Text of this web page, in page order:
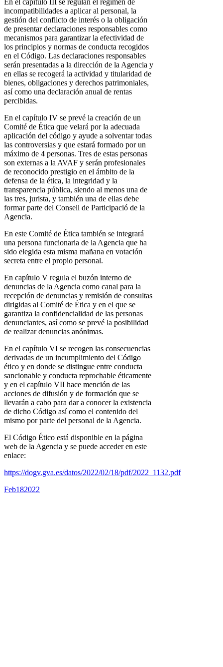
En el capítulo III se regulan el régimen de
incompatibilidades a aplicar al personal, la
gestión del conflicto de interés o la obligación
de presentar declaraciones responsables como
mecanismos para garantizar la efectividad de
los principios y normas de conducta recogidos
en el Código. Las declaraciones responsables
serán presentadas a la dirección de la Agencia y
en ellas se recogerá la actividad y titularidad de
bienes, obligaciones y derechos patrimoniales,
así como una declaración anual de rentas
percibidas.
En el capítulo IV se prevé la creación de un
Comité de Ética que velará por la adecuada
aplicación del código y ayude a solventar todas
las controversias y que estará formado por un
máximo de 4 personas. Tres de estas personas
son externas a la AVAF y serán profesionales
de reconocido prestigio en el ámbito de la
defensa de la ética, la integridad y la
transparencia pública, siendo al menos una de
las tres, jurista, y también una de ellas debe
formar parte del Consell de Participació de la
Agencia.
En este Comité de Ética también se integrará
una persona funcionaria de la Agencia que ha
sido elegida esta misma mañana en votación
secreta entre el propio personal.
En capítulo V regula el buzón interno de
denuncias de la Agencia como canal para la
recepción de denuncias y remisión de consultas
dirigidas al Comité de Ética y en el que se
garantiza la confidencialidad de las personas
denunciantes, así como se prevé la posibilidad
de realizar denuncias anónimas.
En el capítulo VI se recogen las consecuencias
derivadas de un incumplimiento del Código
ético y en donde se distingue entre conducta
sancionable y conducta reprochable éticamente
y en el capítulo VII hace mención de las
acciones de difusión y de formación que se
llevarán a cabo para dar a conocer la existencia
de dicho Código así como el contenido del
mismo por parte del personal de la Agencia.
El Código Ético está disponible en la página
web de la Agencia y se puede acceder en este
enlace:
https://dogv.gva.es/datos/2022/02/18/pdf/2022_1132.pdf
Feb182022